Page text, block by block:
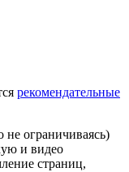
рекомендательные
не ограничиваясь)
и видео
страниц,